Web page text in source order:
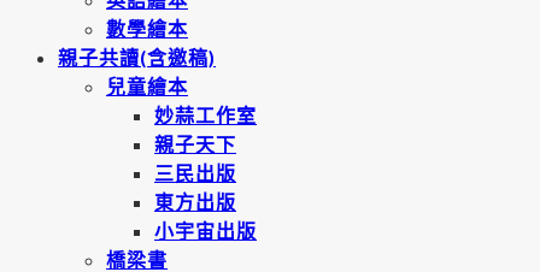
數學繪本
親子共讀(含邀稿)
兒童繪本
妙蒜工作室
親子天下
三民出版
東方出版
小宇宙出版
橋梁書